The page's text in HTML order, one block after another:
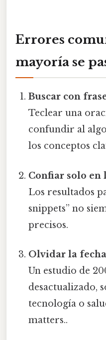
Errores
mayoría se
Buscar con
Teclear una
confundir al
los conceptos
Confiar solo en
Los resultados
snippets” no
precisos.
Olvidar la fecha
Un estudio de
desactualizado,
tecnología o
matters..